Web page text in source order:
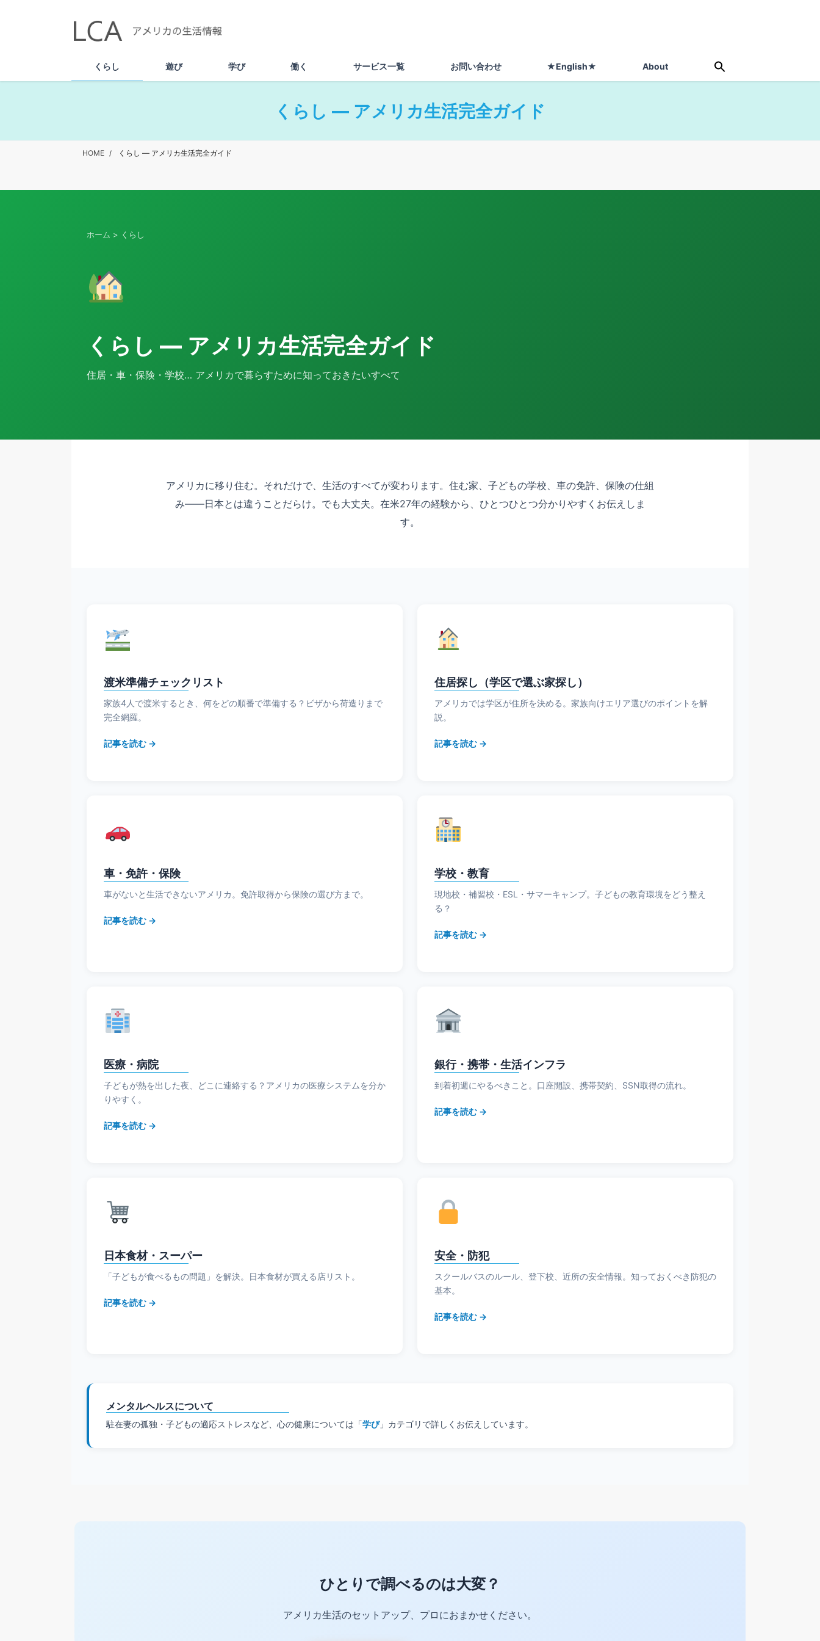
へ
プ
ョ
動
くらし 遊び 学び 働く サービス一覧 お問い合わせ ★English★ About
くらし — アメリカ生活完全ガイド
HOME くらし — アメリカ生活完全ガイド
ホーム > くらし
くらし — アメリカ生活完全ガイド
住居・車・保険・学校… アメリカで暮らすために知っておきたいすべて
アメリカに移り住む。それだけで、生活のすべてが変わります。住む家、子どもの学校、車の免許、保険の仕組
み——日本とは違うことだらけ。でも大丈夫。在米27年の経験から、ひとつひとつ分かりやすくお伝えしま
す。
渡米準備チェックリスト
家族4人で渡米するとき、何をどの順番で準備する？ビザから荷造りまで
完全網羅。
記事を読む →
住居探し（学区で選ぶ家探し）
アメリカでは学区が住所を決める。家族向けエリア選びのポイントを解
説。
記事を読む →
車・免許・保険
車がないと生活できないアメリカ。免許取得から保険の選び方まで。
記事を読む →
学校・教育
現地校・補習校・ESL・サマーキャンプ。子どもの教育環境をどう整え
る？
記事を読む →
医療・病院
子どもが熱を出した夜、どこに連絡する？アメリカの医療システムを分か
りやすく。
記事を読む →
銀行・携帯・生活インフラ
到着初週にやるべきこと。口座開設、携帯契約、SSN取得の流れ。
記事を読む →
日本食材・スーパー
「子どもが食べるもの問題」を解決。日本食材が買える店リスト。
記事を読む →
安全・防犯
スクールバスのルール、登下校、近所の安全情報。知っておくべき防犯の
基本。
記事を読む →
メンタルヘルスについて
駐在妻の孤独・子どもの適応ストレスなど、心の健康については「学び」カテゴリで詳しくお伝えしています。
ひとりで調べるのは大変？
アメリカ生活のセットアップ、プロにおまかせください。